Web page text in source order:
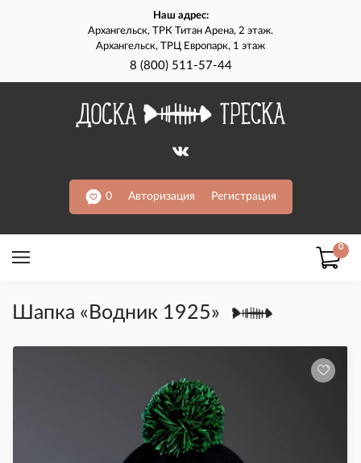
Наш адрес:
Архангельск, ТРК Титан Арена, 2 этаж.
Архангельск, ТРЦ Европарк, 1 этаж
8 (800) 511-57-44
0 Авторизация Регистрация
0
Шапка «Водник 1925»